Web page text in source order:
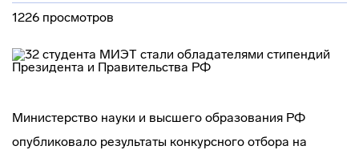
1226 просмотров
Министерство науки и высшего образования РФ
опубликовало результаты конкурсного отбора на